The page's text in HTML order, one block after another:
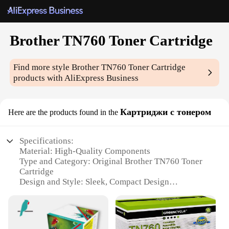
Brother TN760 Toner Cartridge
Find more styleBrother TN760 Toner Cartridge
products with AliExpress Business
Here are the products found in the Картриджи с тонером
Specifications:
Material: High-Quality Components
Type and Category: Original Brother TN760 Toner
Cartridge
Design and Style: Sleek, Compact Design
Printing
Performance and Property: Delivers Consistent,
Crisp Output